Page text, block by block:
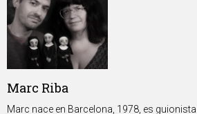
Marc Riba
Marc nace en Barcelona, 1978, es